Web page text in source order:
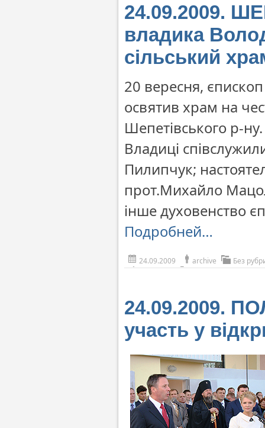
24.09.2009.
владика
сільський
20 вересня,
освятив храм на
Шепетівського р-ну.
Владиці
Пилипчук;
прот.Михайло
інше духовенство
Подробней…
24.09.2009 archive Без
24.09.2009.
участь у